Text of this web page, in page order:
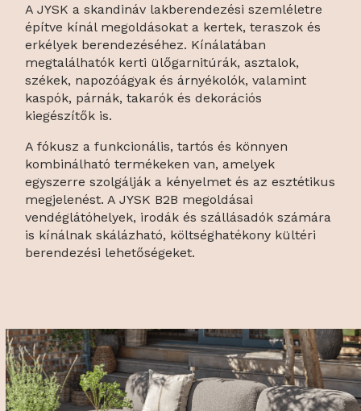
A JYSK a skandináv lakberendezési szemléletre
építve kínál megoldásokat a kertek, teraszok és
erkélyek berendezéséhez. Kínálatában
megtalálhatók kerti ülőgarnitúrák, asztalok,
székek, napozóágyak és árnyékolók, valamint
kaspók, párnák, takarók és dekorációs
kiegészítők is.
A fókusz a funkcionális, tartós és könnyen
kombinálható termékeken van, amelyek
egyszerre szolgálják a kényelmet és az esztétikus
megjelenést. A JYSK B2B megoldásai
vendéglátóhelyek, irodák és szállásadók számára
is kínálnak skálázható, költséghatékony kültéri
berendezési lehetőségeket.